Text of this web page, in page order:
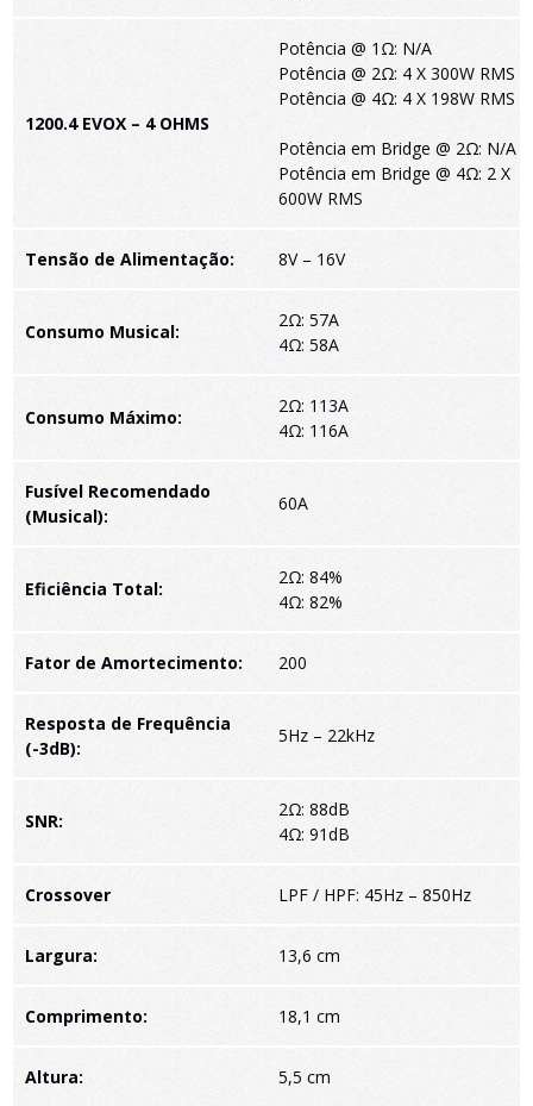
1200.4 EVOX – 4 OHMS
Potência @ 1Ω: N/A
Potência @ 2Ω: 4 X 300W RMS
Potência @ 4Ω: 4 X 198W RMS
Potência em Bridge @ 2Ω: N/A
Potência em Bridge @ 4Ω: 2 X
600W RMS
Tensão de Alimentação: 8V – 16V
Consumo Musical:
2Ω: 57A
4Ω: 58A
Consumo Máximo:
2Ω: 113A
4Ω: 116A
Fusível Recomendado
(Musical):
60A
Eficiência Total:
2Ω: 84%
4Ω: 82%
Fator de Amortecimento: 200
Resposta de Frequência
(-3dB):
5Hz – 22kHz
SNR:
2Ω: 88dB
4Ω: 91dB
Crossover LPF / HPF: 45Hz – 850Hz
Largura: 13,6 cm
Comprimento: 18,1 cm
Altura: 5,5 cm